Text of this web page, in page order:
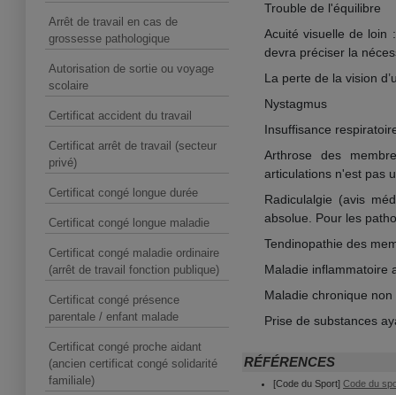
Arrêt de travail en cas de
grossesse pathologique
Autorisation de sortie ou voyage
scolaire
Certificat accident du travail
Certificat arrêt de travail (secteur
privé)
Certificat congé longue durée
Certificat congé longue maladie
Certificat congé maladie ordinaire
(arrêt de travail fonction publique)
Certificat congé présence
parentale / enfant malade
Certificat congé proche aidant
(ancien certificat congé solidarité
familiale)
Trouble de l'équilibre
Acuité visuelle de loin
devra préciser la
La perte de la vision
Nystagmus
Insuffisance
Arthrose des
articulations n'est pas
Radiculalgie (avis
absolue. Pour les
Tendinopathie des
Maladie inflammatoire
Maladie chronique
Prise de substances
RÉFÉRENCES
[Code du Sport] Code du